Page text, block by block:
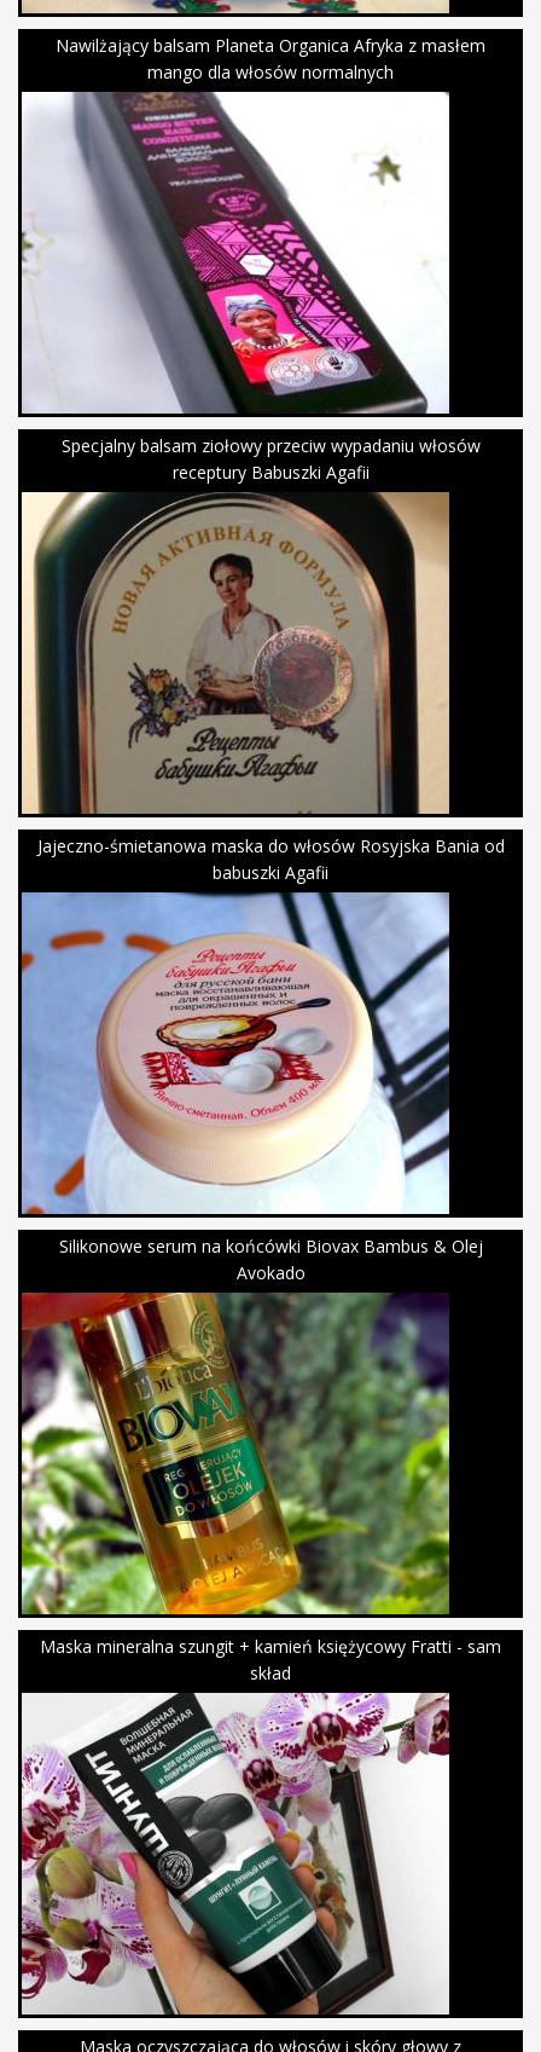
Nawilżający balsam Planeta Organica Afryka z masłem
mango dla włosów normalnych
Specjalny balsam ziołowy przeciw wypadaniu włosów
receptury Babuszki Agafii
Jajeczno-śmietanowa maska do włosów Rosyjska Bania od
babuszki Agafii
Silikonowe serum na końcówki Biovax Bambus & Olej
Avokado
Maska mineralna szungit + kamień księżycowy Fratti - sam
skład
Maska oczyszczająca do włosów i skóry głowy z